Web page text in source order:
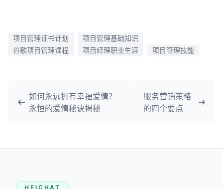
项目管理证书计划
项目管理基础知识
谷歌项目管理课程
项目经理职业生涯 项目管理技能
如何永远拥有幸福爱情？
永恒的爱情秘诀揭秘
服务营销策略
的四个要点
HEICHAT